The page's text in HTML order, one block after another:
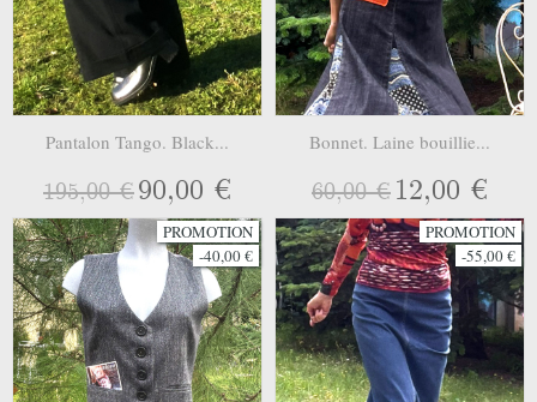
Pantalon Tango. Black...
195,00 €90,00 €
Bonnet. Laine bouillie...
60,00 € 12,00 €
PROMOTION
-40,00 €
PROMOTION
-55,00 €